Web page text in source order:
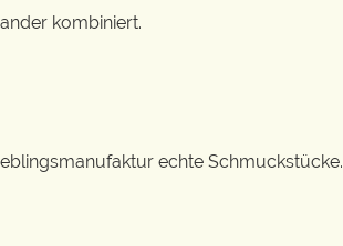
kombiniert.
echte Schmuckstücke.